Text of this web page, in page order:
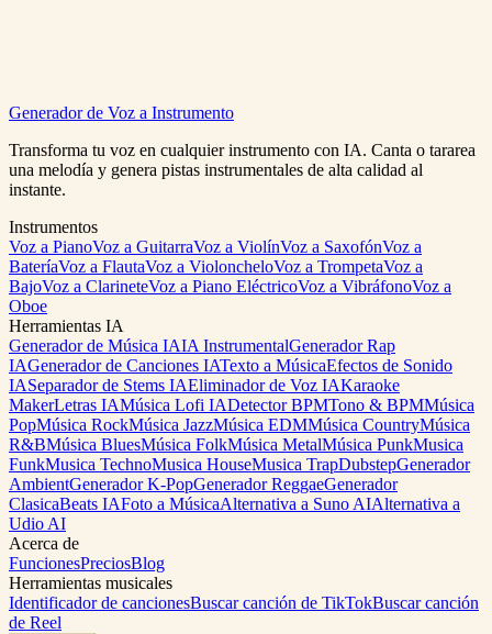
0:00/0:00
Generador de Voz a Instrumento
Transforma tu voz en cualquier instrumento con IA. Canta o tararea
una melodía y genera pistas instrumentales de alta calidad al
instante.
Instrumentos
Voz a PianoVoz a GuitarraVoz a ViolínVoz a SaxofónVoz a
BateríaVoz a FlautaVoz a VioloncheloVoz a TrompetaVoz a
BajoVoz a ClarineteVoz a Piano EléctricoVoz a VibráfonoVoz a
Oboe
Herramientas IA
Generador de Música IAIA InstrumentalGenerador Rap
IAGenerador de Canciones IATexto a MúsicaEfectos de Sonido
IASeparador de Stems IAEliminador de Voz IAKaraoke
MakerLetras IAMúsica Lofi IADetector BPMTono & BPMMúsica
PopMúsica RockMúsica JazzMúsica EDMMúsica CountryMúsica
R&BMúsica BluesMúsica FolkMúsica MetalMúsica PunkMusica
FunkMusica TechnoMusica HouseMusica TrapDubstepGenerador
AmbientGenerador K-PopGenerador ReggaeGenerador
ClasicaBeats IAFoto a MúsicaAlternativa a Suno AIAlternativa a
Udio AI
Acerca de
FuncionesPreciosBlog
Herramientas musicales
Identificador de cancionesBuscar canción de TikTokBuscar canción
de Reel